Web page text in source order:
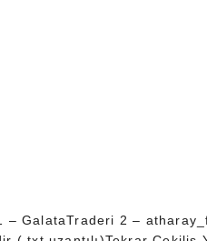
– GalataTraderi 2 –